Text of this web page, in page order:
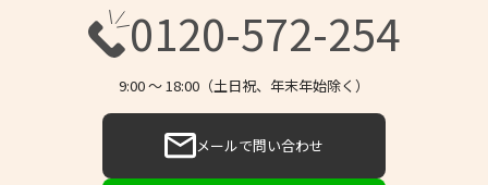
0120-572-254
9:00 〜 18:00（土日祝、年末年始除く）
メールで問い合わせ